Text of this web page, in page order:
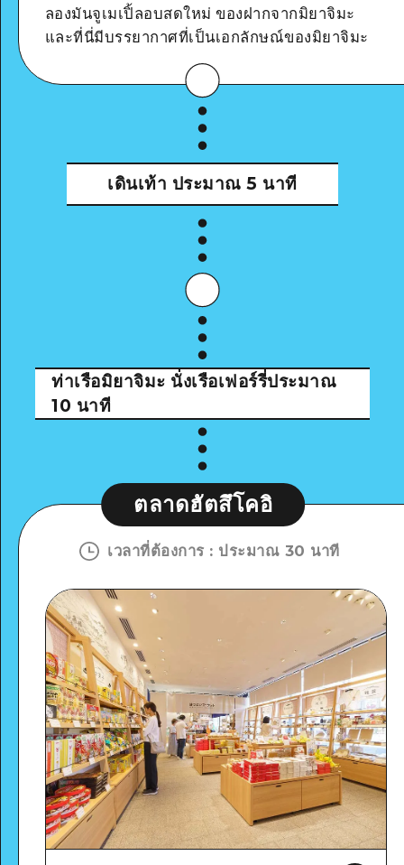
ลองมันจูเมเปิ้ลอบสดใหม่ ของฝากจากมิยาจิมะ
และที่นี่มีบรรยากาศที่เป็นเอกลักษณ์ของมิยาจิมะ
เดินเท้า ประมาณ 5 นาที
ท่าเรือมิยาจิมะ นั่งเรือเฟอร์รี่ประมาณ
10 นาที
ตลาดฮัตสึโคอิ
เวลาที่ต้องการ : ประมาณ 30 นาที